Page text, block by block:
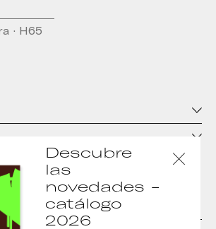
· H65
de la colección
Descubre
las
novedades -
catálogo
2026